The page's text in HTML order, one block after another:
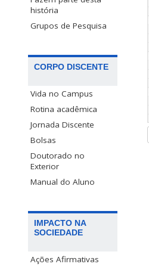
história
Grupos de Pesquisa
CORPO DISCENTE
Vida no Campus
Rotina acadêmica
Jornada Discente
Bolsas
Doutorado no
Exterior
Manual do Aluno
IMPACTO NA
SOCIEDADE
Ações Afirmativas